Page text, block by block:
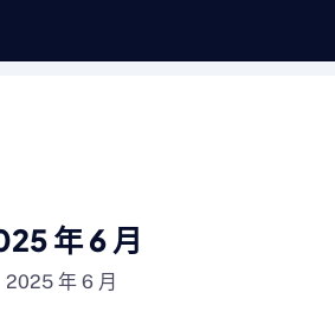
年 6 月
2025 年 6 月